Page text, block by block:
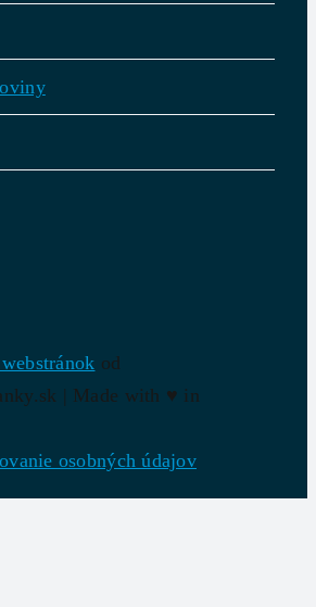
od
| Made with ♥ in
osobných údajov